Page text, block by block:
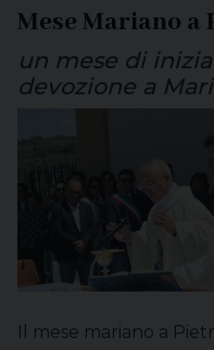
Mese Mariano a
un mese di
devozione a
Il mese mariano a